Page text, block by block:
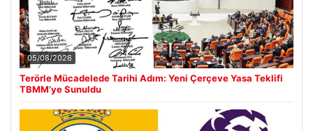
05/08/2026
Terörle Mücadelede Tarihi Adım: Yeni Çerçeve Yasa Teklifi
TBMM’ye Sunuldu